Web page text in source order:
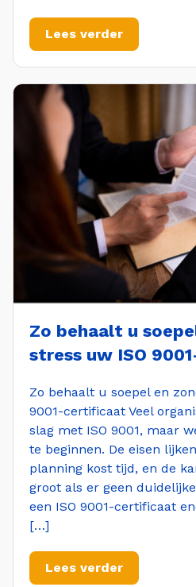
Lees verder
Zo behaalt u
stress uw ISO
Zo behaalt u soepel en
9001-certificaat Veel
slag met ISO 9001, maar
te beginnen. De eisen
planning kost tijd, en de
groot als er geen
een ISO 9001-certificaat
[…]
Lees verder